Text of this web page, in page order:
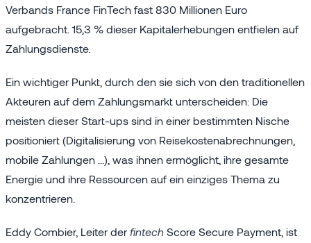
Verbands France FinTech fast 830 Millionen Euro
aufgebracht. 15,3 % dieser Kapitalerhebungen entfielen auf
Zahlungsdienste.
Ein wichtiger Punkt, durch den sie sich von den traditionellen
Akteuren auf dem Zahlungsmarkt unterscheiden: Die
meisten dieser Start-ups sind in einer bestimmten Nische
positioniert (Digitalisierung von Reisekostenabrechnungen,
mobile Zahlungen ...), was ihnen ermöglicht, ihre gesamte
Energie und ihre Ressourcen auf ein einziges Thema zu
konzentrieren.
Eddy Combier, Leiter der fintech Score Secure Payment, ist